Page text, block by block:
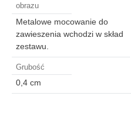
obrazu
Metalowe mocowanie do
zawieszenia wchodzi w skład
zestawu.
Grubość
0,4 cm